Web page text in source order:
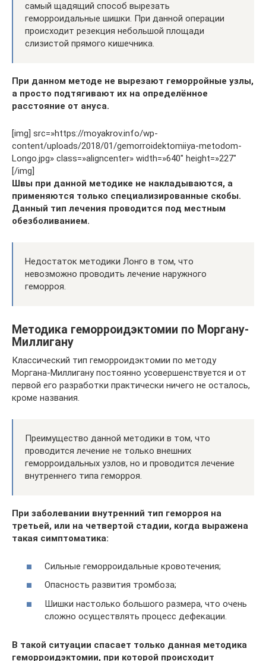
самый щадящий способ вырезать
геморроидальные шишки. При данной операции
происходит резекция небольшой площади
слизистой прямого кишечника.
При данном методе не вырезают геморройные узлы,
а просто подтягивают их на определённое
расстояние от ануса.
[img] src=»https://moyakrov.info/wp-
content/uploads/2018/01/gemorroidektomiiya-metodom-
Longo.jpg» class=»aligncenter» width=»640″ height=»227″
[/img]
Швы при данной методике не накладываются, а
применяются только специализированные скобы.
Данный тип лечения проводится под местным
обезболиванием.
Недостаток методики Лонго в том, что
невозможно проводить лечение наружного
геморроя.
Методика геморроидэктомии по Моргану-
Миллигану
Классический тип геморроидэктомии по методу
Моргана-Миллигану постоянно усовершенствуется и от
первой его разработки практически ничего не осталось,
кроме названия.
Преимущество данной методики в том, что
проводится лечение не только внешних
геморроидальных узлов, но и проводится лечение
внутреннего типа геморроя.
При заболевании внутренний тип геморроя на
третьей, или на четвертой стадии, когда выражена
такая симптоматика:
Сильные геморроидальные кровотечения;
Опасность развития тромбоза;
Шишки настолько большого размера, что очень
сложно осуществлять процесс дефекации.
В такой ситуации спасает только данная методика
геморроидэктомии, при которой происходит